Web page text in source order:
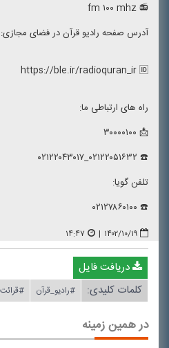
📻 fm ۱۰۰ mhz
آدرس صفحه رادیو قرآن در فضای مجازی:
https://ble.ir/radioquran_ir 🆔
راه های ارتباطی ما:
📩 ۳۰۰۰۰۱۰۰
☎️ ۰۲۱۲۲۰۵۱۶۳۲_۰۲۱۲۲۰۴۳۰۱۷
تلفن گویا:
☎️ ۰۲۱۲۷۸۶۰۱۰۰
۱۴۰۲/۱۰/۱۹ | ۱۴:۴۷
دریافت فایل
کلمات کلیدی:
#رادیو_قرآن
در همین زمینه